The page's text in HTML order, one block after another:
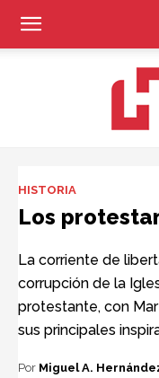
HISTORIA
Los
La corriente de
corrupción de la
protestante, con
sus principales
Por Miguel A.